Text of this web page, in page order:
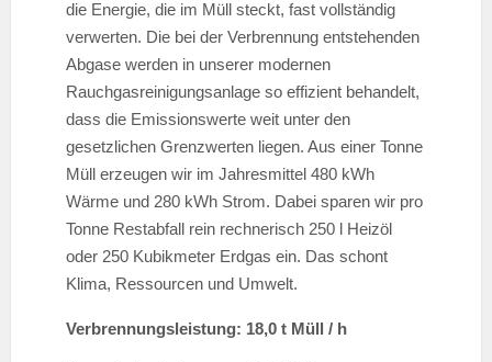
die Energie, die im Müll steckt, fast vollständig
verwerten. Die bei der Verbrennung entstehenden
Abgase werden in unserer modernen
Rauchgasreinigungsanlage so effizient behandelt,
dass die Emissionswerte weit unter den
gesetzlichen Grenzwerten liegen. Aus einer Tonne
Müll erzeugen wir im Jahresmittel 480 kWh
Wärme und 280 kWh Strom. Dabei sparen wir pro
Tonne Restabfall rein rechnerisch 250 l Heizöl
oder 250 Kubikmeter Erdgas ein. Das schont
Klima, Ressourcen und Umwelt.
Verbrennungsleistung: 18,0 t Müll / h